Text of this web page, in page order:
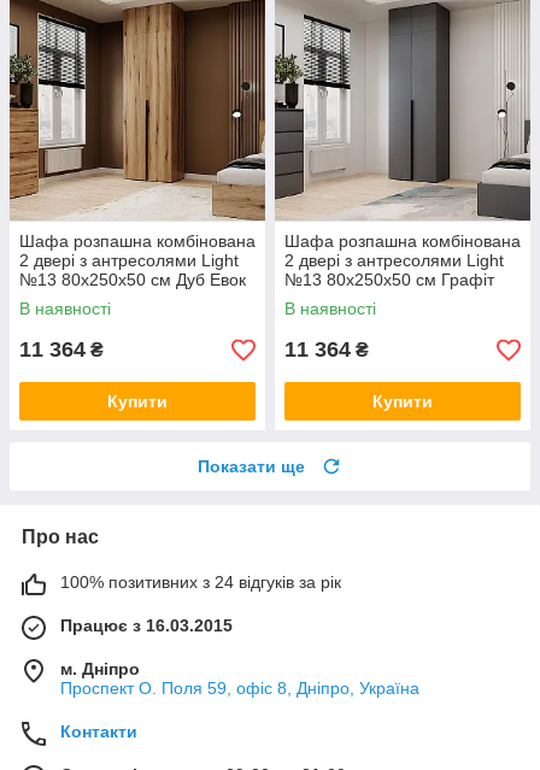
Шафа розпашна комбінована
2 двері з антресолями Light
№13 80х250x50 см Дуб Евок
TM ArtInHead
В наявності
11 364 ₴
Купити
Шафа розпашна комбінована
2 двері з антресолями Light
№13 80х250x50 см Графіт
TM ArtInHead
В наявності
11 364 ₴
Купити
Показати ще
Про нас
100% позитивних з 24 відгуків за рік
Працює з 16.03.2015
м. Дніпро
Проспект О. Поля 59, офіс 8, Дніпро, Україна
Контакти